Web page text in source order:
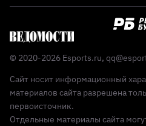
© 2020-2026 Esports.ru,
Сайт носит информационный
материалов сайта разрешена
первоисточник.
Отдельные материалы сайта